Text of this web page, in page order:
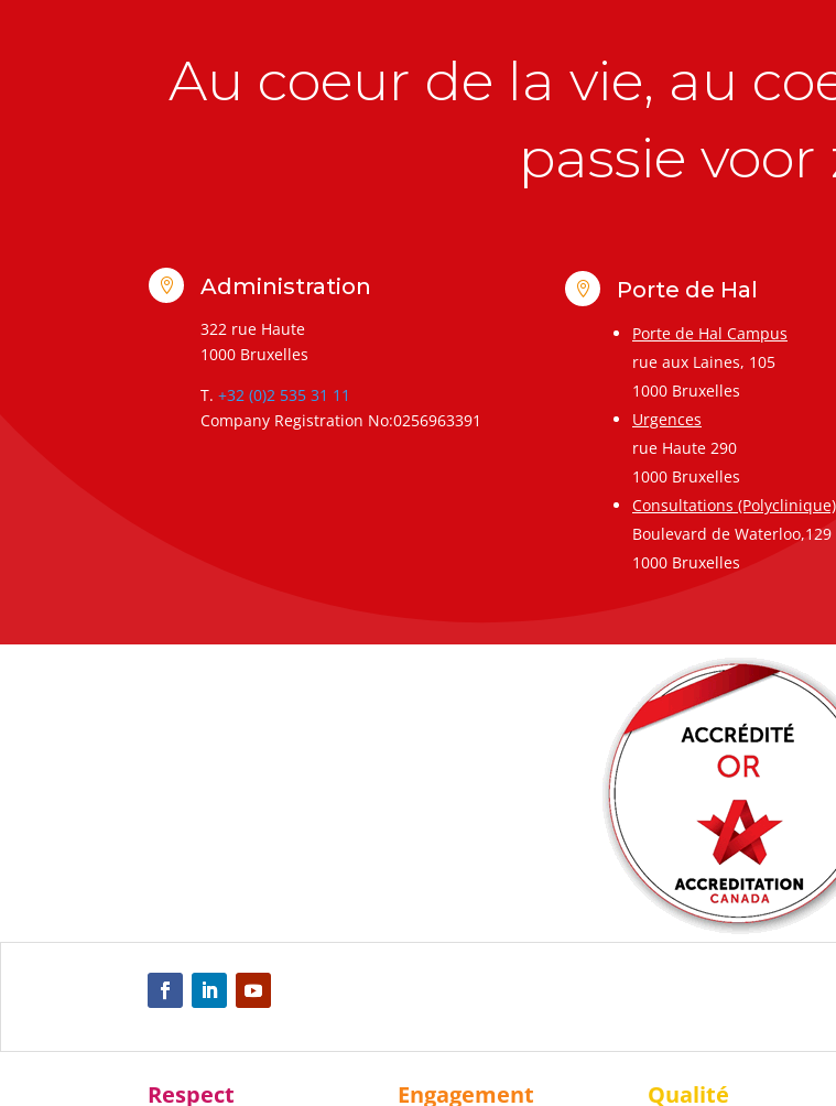
Au coeur de la vie, au
passie voor
 Administration
322 rue Haute
1000 Bruxelles
T. +32 (0)2 535 31 11
Company Registration No:0256963391
 Porte de Hal
Porte de Hal Campus
rue aux Laines, 105
1000 Bruxelles
Urgences
rue Haute 290
1000 Bruxelles
Consultations (Polyclinique)
Boulevard de Waterloo,129
1000 Bruxelles
Respect Engagement Qualité